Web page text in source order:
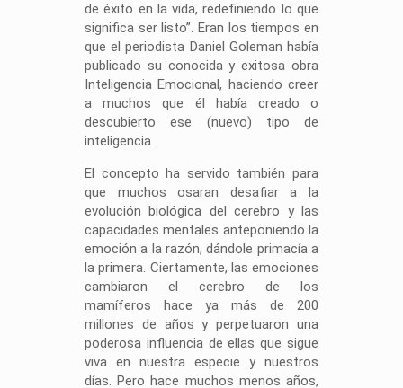
de éxito en la vida, redefiniendo lo que
significa ser listo”. Eran los tiempos en
que el periodista Daniel Goleman había
publicado su conocida y exitosa obra
Inteligencia Emocional, haciendo creer
a muchos que él había creado o
descubierto ese (nuevo) tipo de
inteligencia.
El concepto ha servido también para
que muchos osaran desafiar a la
evolución biológica del cerebro y las
capacidades mentales anteponiendo la
emoción a la razón, dándole primacía a
la primera. Ciertamente, las emociones
cambiaron el cerebro de los
mamíferos hace ya más de 200
millones de años y perpetuaron una
poderosa influencia de ellas que sigue
viva en nuestra especie y nuestros
días. Pero hace muchos menos años,